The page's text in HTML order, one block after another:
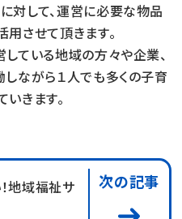
対して、運営に必要な物品
させて頂きます。
ている地域の方々や企業、
ながら１人でも多くの子育
きます。
地域福祉サ
次の記事